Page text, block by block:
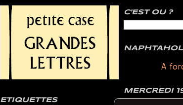
C'EST OU ?
A
MERCREDI
ETIQUETTES